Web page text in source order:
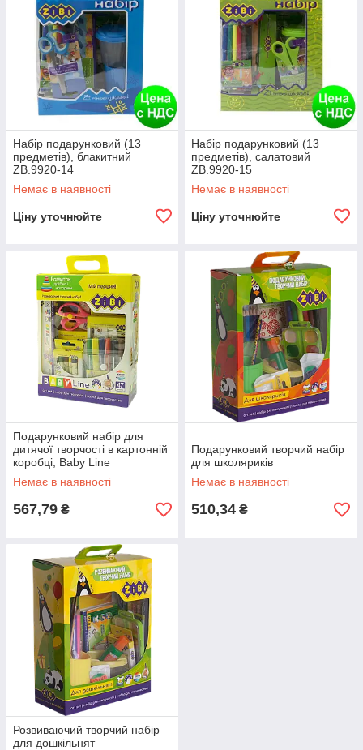
Набір подарунковий (13
предметів), блакитний
ZB.9920-14
Немає в наявності
Ціну уточнюйте
Набір подарунковий (13
предметів), салатовий
ZB.9920-15
Немає в наявності
Ціну уточнюйте
Подарунковий набір для
дитячої творчості в картонній
коробці, Baby Line
Немає в наявності
567,79 ₴
Подарунковий творчий набір
для школяриків
Немає в наявності
510,34 ₴
Розвиваючий творчий набір
для дошкільнят